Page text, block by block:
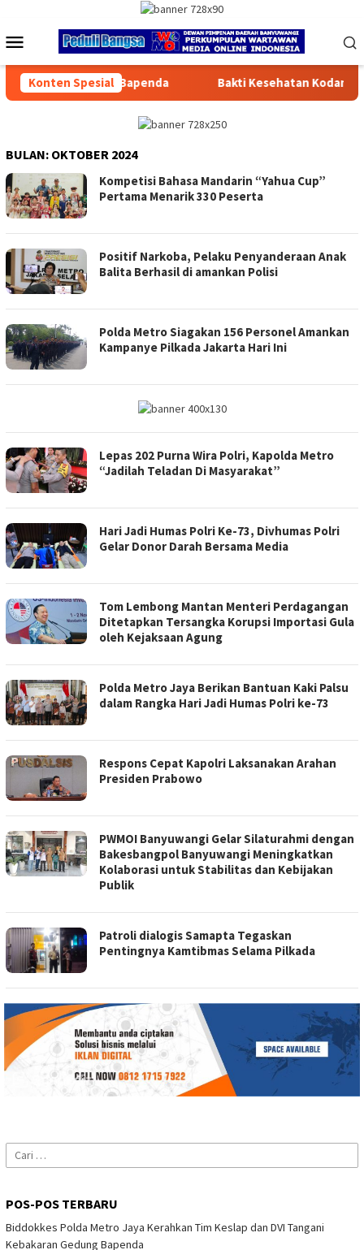
konten
Menu
Mobile
Konten SpesialBakti Kesehatan Kodam Jaya – Polda Metro Jaya
BULAN: OKTOBER 2024
Kompetisi Bahasa Mandarin “Yahua Cup”
Pertama Menarik 330 Peserta
Positif Narkoba, Pelaku Penyanderaan Anak
Balita Berhasil di amankan Polisi
Polda Metro Siagakan 156 Personel Amankan
Kampanye Pilkada Jakarta Hari Ini
Lepas 202 Purna Wira Polri, Kapolda Metro
“Jadilah Teladan Di Masyarakat”
Hari Jadi Humas Polri Ke-73, Divhumas Polri
Gelar Donor Darah Bersama Media
Tom Lembong Mantan Menteri Perdagangan
Ditetapkan Tersangka Korupsi Importasi Gula
oleh Kejaksaan Agung
Polda Metro Jaya Berikan Bantuan Kaki Palsu
dalam Rangka Hari Jadi Humas Polri ke-73
Respons Cepat Kapolri Laksanakan Arahan
Presiden Prabowo
PWMOI Banyuwangi Gelar Silaturahmi dengan
Bakesbangpol Banyuwangi Meningkatkan
Kolaborasi untuk Stabilitas dan Kebijakan
Publik
Patroli dialogis Samapta Tegaskan
Pentingnya Kamtibmas Selama Pilkada
Cari
untuk:
POS-POS TERBARU
Biddokkes Polda Metro Jaya Kerahkan Tim Keslap dan DVI Tangani
Kebakaran Gedung Bapenda